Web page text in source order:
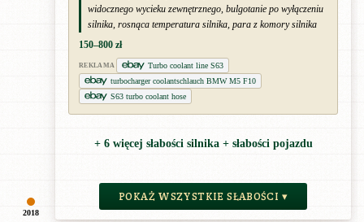
2018
widocznego wycieku zewnętrznego, bulgotanie po wyłączeniu
silnika, rosnąca temperatura silnika, para z komory silnika
150–800 zł
REKLAMA
Turbo coolant line S63
turbocharger coolantschlauch BMW M5 F10
S63 turbo coolant hose
+ 6 więcej słabości silnika + słabości pojazdu
POKAŻ WSZYSTKIE SŁABOŚCI ▾